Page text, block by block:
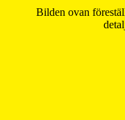
Bilden ovan